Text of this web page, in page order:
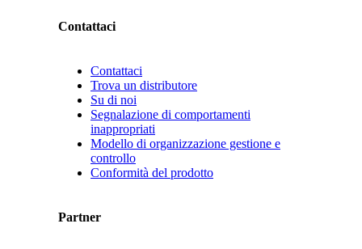
Contattaci
Contattaci
Trova un distributore
Su di noi
Segnalazione di comportamenti
inappropriati
Modello di organizzazione gestione e
controllo
Conformità del prodotto
Partner